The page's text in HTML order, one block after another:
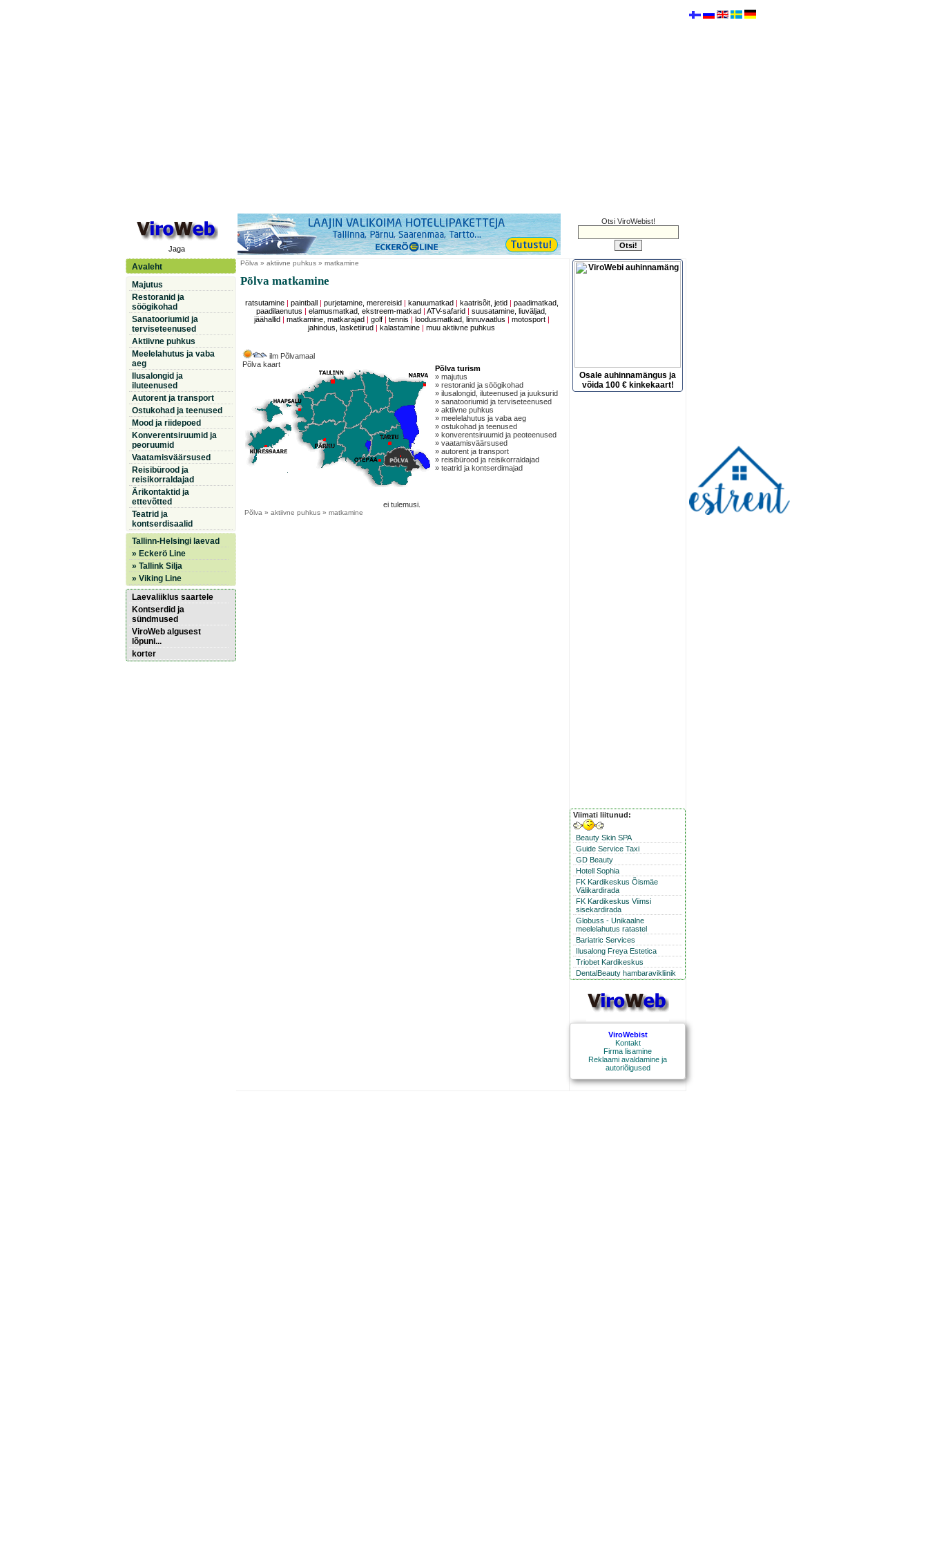
Jaga
Otsi ViroWebist!
Avaleht
Majutus
Restoranid ja
söögikohad
Sanatooriumid ja
terviseteenused
Aktiivne puhkus
Meelelahutus ja vaba
aeg
Ilusalongid ja
iluteenused
Autorent ja transport
Ostukohad ja teenused
Mood ja riidepoed
Konverentsiruumid ja
peoruumid
Vaatamisväärsused
Reisibürood ja
reisikorraldajad
Ärikontaktid ja
ettevõtted
Teatrid ja
kontserdisaalid
Tallinn-Helsingi laevad
» Eckerö Line
» Tallink Silja
» Viking Line
Laevaliiklus saartele
Kontserdid ja
sündmused
ViroWeb algusest
lõpuni...
korter
Põlva » aktiivne puhkus » matkamine
Põlva matkamine
ratsutamine| paintball purjetamine, merereisid kanuumatkad kaatrisõit, jetid
paadimatkad,
paadilaenutus
|elamusmatkad, ekstreem-matkad |ATV-safarid |suusatamine, liuväljad,
jäähallid
matkamine, matkarajad golf| tennis loodusmatkad, linnuvaatlus motosport|
jahindus, lasketiirud
kalastamine |muu aktiivne puhkus
ilm Põlvamaal
Põlva kaart
Põlva turism
» majutus
» restoranid ja söögikohad
» ilusalongid, iluteenused ja juuksurid
» sanatooriumid ja terviseteenused
» aktiivne puhkus
» meelelahutus ja vaba aeg
» ostukohad ja teenused
» konverentsiruumid ja peoteenused
» vaatamisväärsused
» autorent ja transport
» reisibürood ja reisikorraldajad
» teatrid ja kontserdimajad
ei tulemusi.
Põlva » aktiivne puhkus » matkamine
Osale auhinnamängus ja
võida 100 € kinkekaart!
Viimati liitunud:
Beauty Skin SPA
Guide Service Taxi
GD Beauty
Hotell Sophia
FK Kardikeskus Õismäe
Välikardirada
FK Kardikeskus Viimsi
sisekardirada
Globuss - Unikaalne
meelelahutus ratastel
Bariatric Services
Ilusalong Freya Estetica
Triobet Kardikeskus
DentalBeauty hambaravikliinik
ViroWebist
Kontakt
Firma lisamine
Reklaami avaldamine ja
autoriõigused